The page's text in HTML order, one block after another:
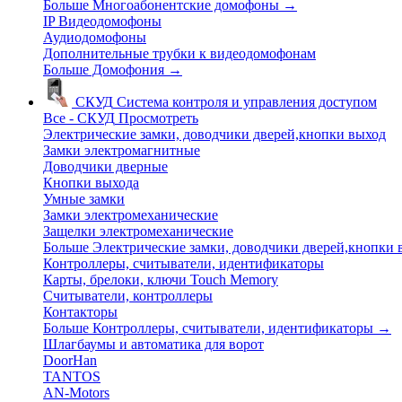
Больше Многоабонентские домофоны →
IP Видеодомофоны
Аудиодомофоны
Дополнительные трубки к видеодомофонам
Больше Домофония →
СКУД Система контроля и управления доступом
Все - СКУД Просмотреть
Электрические замки, доводчики дверей,кнопки выход
Замки электромагнитные
Доводчики дверные
Кнопки выхода
Умные замки
Замки электромеханические
Защелки электромеханические
Больше Электрические замки, доводчики дверей,кнопки
Контроллеры, считыватели, идентификаторы
Карты, брелоки, ключи Touch Memory
Считыватели, контроллеры
Контакторы
Больше Контроллеры, считыватели, идентификаторы →
Шлагбаумы и автоматика для ворот
DoorHan
TANTOS
AN-Motors